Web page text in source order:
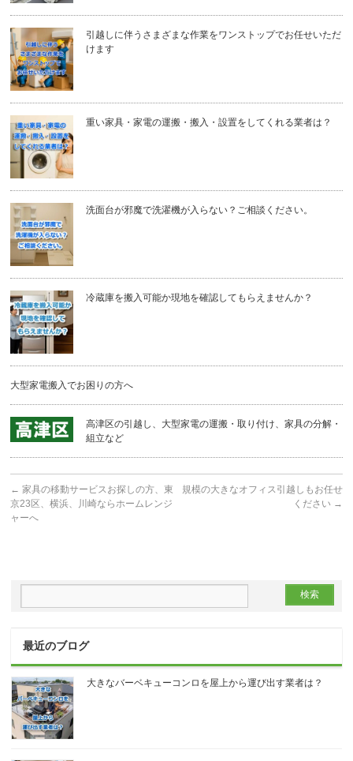
引越しに伴うさまざまな作業をワンストップでお任せいただ
けます
重い家具・家電の運搬・搬入・設置をしてくれる業者は？
洗面台が邪魔で洗濯機が入らない？ご相談ください。
冷蔵庫を搬入可能か現地を確認してもらえませんか？
大型家電搬入でお困りの方へ
高津区の引越し、大型家電の運搬・取り付け、家具の分解・
組立など
← 家具の移動サービスお探しの方、東
京23区、横浜、川崎ならホームレンジ
ャーへ
規模の大きなオフィス引越しもお任せ
ください →
最近のブログ
大きなバーベキューコンロを屋上から運び出す業者は？